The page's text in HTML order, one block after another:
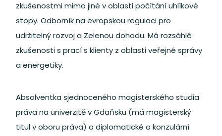
zkušenostmi mimo jiné v oblasti počítání uhlíkové
stopy. Odborník na evropskou regulaci pro
udržitelný rozvoj a Zelenou dohodu. Má rozsáhlé
zkušenosti s prací s klienty z oblasti veřejné správy
a energetiky.
Absolventka sjednoceného magisterského studia
práva na univerzitě v Gdaňsku (má magisterský
titul v oboru práva) a diplomatické a konzulární